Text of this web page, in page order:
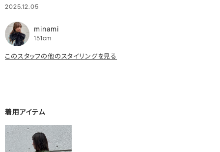
2025.12.05
minami
151cm
このスタッフの他のスタイリングを見る
着用アイテム